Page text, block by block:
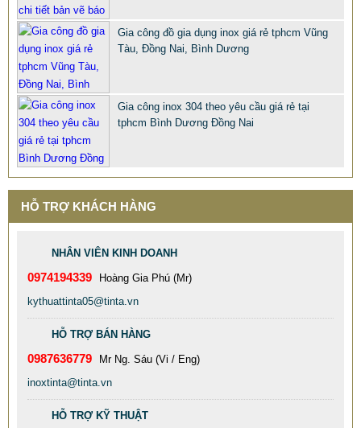
TINTA XƯỞNG GIA CÔNG BỒN CÔNG NGHIỆP INOX 304
Gia công đồ gia dụng inox giá rẻ tphcm Vũng
Tàu, Đồng Nai, Bình Dương
Gia công inox 304 theo yêu cầu giá rẻ tại
tphcm Bình Dương Đồng Nai
HỖ TRỢ KHÁCH HÀNG
NHÂN VIÊN KINH DOANH
0974194339
Hoàng Gia Phú (Mr)
kythuattinta05@tinta.vn
HỖ TRỢ BÁN HÀNG
0987636779
Mr Ng. Sáu (Vi / Eng)
inoxtinta@tinta.vn
HỖ TRỢ KỸ THUẬT